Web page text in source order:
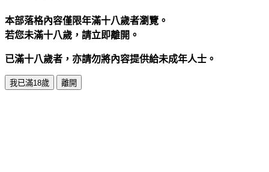
本部落格內容僅限年滿十八歲者瀏覽。
若您未滿十八歲，請立即離開。
已滿十八歲者，亦請勿將內容提供給未成年人士。
我已滿18歲 離開